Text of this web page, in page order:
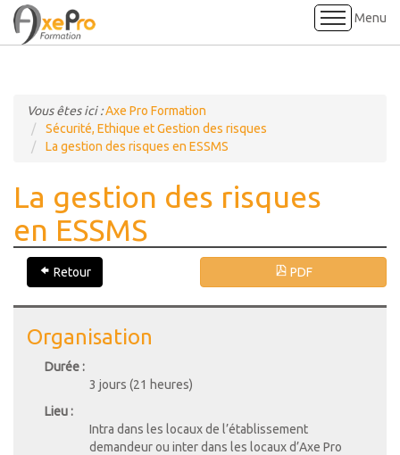
Menu
Formations
Informations pratiques
Visite virtuelle des locaux
Vous êtes ici :Axe Pro Formation
Sécurité, Ethique et Gestion des risques
La gestion des risques en ESSMS
La gestion des risques
en ESSMS
Retour PDF
Organisation
Durée :
3 jours (21 heures)
Lieu :
Intra dans les locaux de l’établissement
demandeur ou inter dans les locaux d’Axe Pro